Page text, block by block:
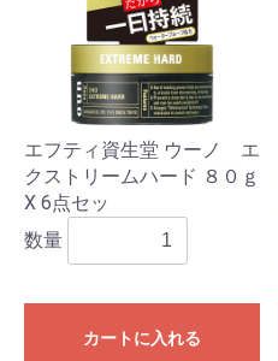
エフティ資生堂 ウーノ エ
クストリームハード ８０ｇ
X 6点セッ
数量
カートに入れる